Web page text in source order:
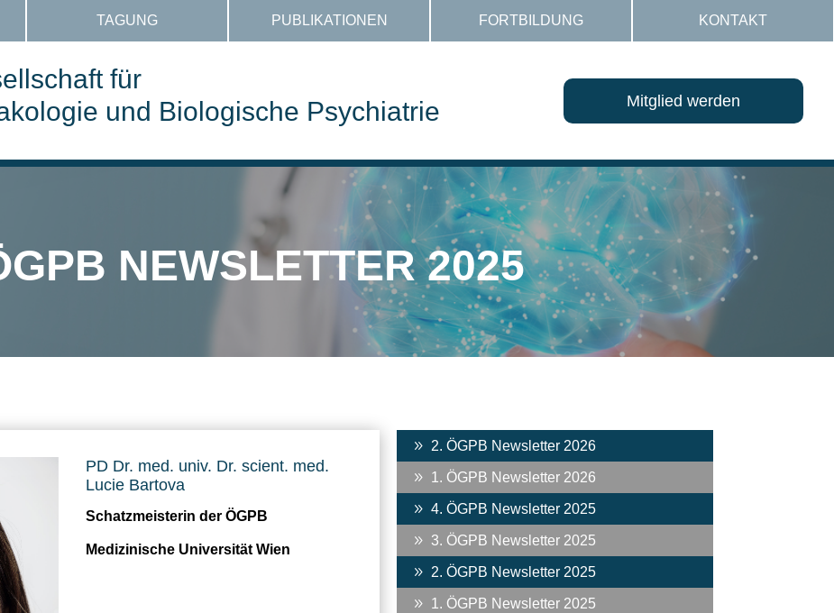
TAGUNG PUBLIKATIONEN FORTBILDUNG KONTAKT
für
und Biologische Psychiatrie
Mitglied werden
NEWSLETTER 2025
PD Dr. med. univ. Dr. scient. med.
Lucie Bartova
Schatzmeisterin der ÖGPB
Medizinische Universität Wien
9 2. ÖGPB Newsletter 2026
9 1. ÖGPB Newsletter 2026
9 4. ÖGPB Newsletter 2025
9 3. ÖGPB Newsletter 2025
9 2. ÖGPB Newsletter 2025
9 1. ÖGPB Newsletter 2025